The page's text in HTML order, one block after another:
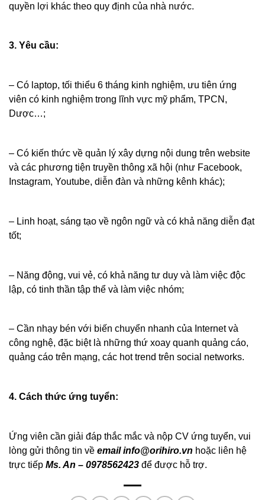
quyền lợi khác theo quy định của nhà nước.
3. Yêu cầu:
– Có laptop, tối thiểu 6 tháng kinh nghiệm, ưu tiên ứng
viên có kinh nghiệm trong lĩnh vực mỹ phẩm, TPCN,
Dược…;
– Có kiến thức về quản lý xây dựng nội dung trên website
và các phương tiện truyền thông xã hội (như Facebook,
Instagram, Youtube, diễn đàn và những kênh khác);
– Linh hoạt, sáng tạo về ngôn ngữ và có khả năng diễn đạt
tốt;
– Năng động, vui vẻ, có khả năng tư duy và làm việc độc
lập, có tinh thần tập thể và làm việc nhóm;
– Cần nhạy bén với biến chuyển nhanh của Internet và
công nghệ, đặc biệt là những thứ xoay quanh quảng cáo,
quảng cáo trên mạng, các hot trend trên social networks.
4. Cách thức ứng tuyển:
Ứng viên cần giải đáp thắc mắc và nộp CV ứng tuyển, vui
lòng gửi thông tin về email info@orihiro.vn hoặc liên hệ
trực tiếp Ms. An – 0978562423 để được hỗ trợ.